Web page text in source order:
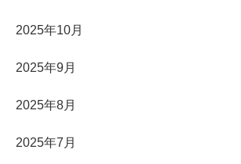
2025年10月
2025年9月
2025年8月
2025年7月